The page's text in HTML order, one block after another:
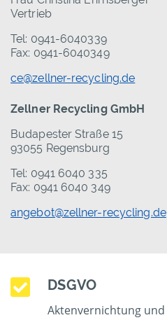
Vertrieb
Tel: 0941-6040339
Fax: 0941-6040349
ce@zellner-recycling.de
Zellner Recycling GmbH
Budapester Straße 15
93055 Regensburg
Tel: 0941 6040 335
Fax: 0941 6040 349
angebot@zellner-recycling.de
DSGVO
Aktenvernichtung und